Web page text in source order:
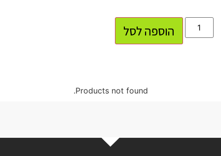
הוספה לסל
Products not found.